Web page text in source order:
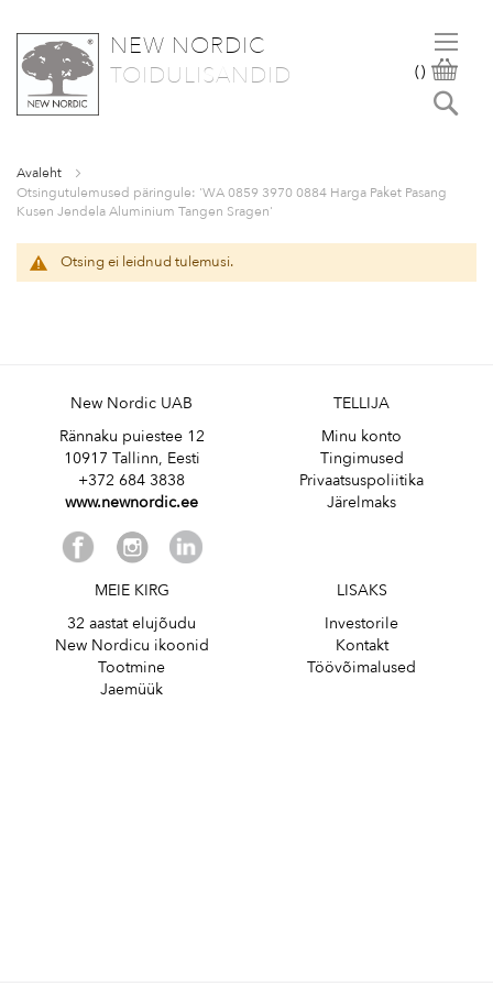
NEW NORDIC
TOIDULISANDID
SKIP
TO
()
Avaleht
Otsingutulemused päringule: 'WA 0859 3970 0884 Harga Paket Pasang
Kusen Jendela Aluminium Tangen Sragen'
Otsing ei leidnud tulemusi.
New Nordic UAB
Rännaku puiestee 12
10917 Tallinn, Eesti
+372 684 3838
www.newnordic.ee
TELLIJA
Minu konto
Tingimused
Privaatsuspoliitika
Järelmaks
MEIE KIRG
32 aastat elujõudu
New Nordicu ikoonid
Tootmine
Jaemüük
LISAKS
Investorile
Kontakt
Töövõimalused